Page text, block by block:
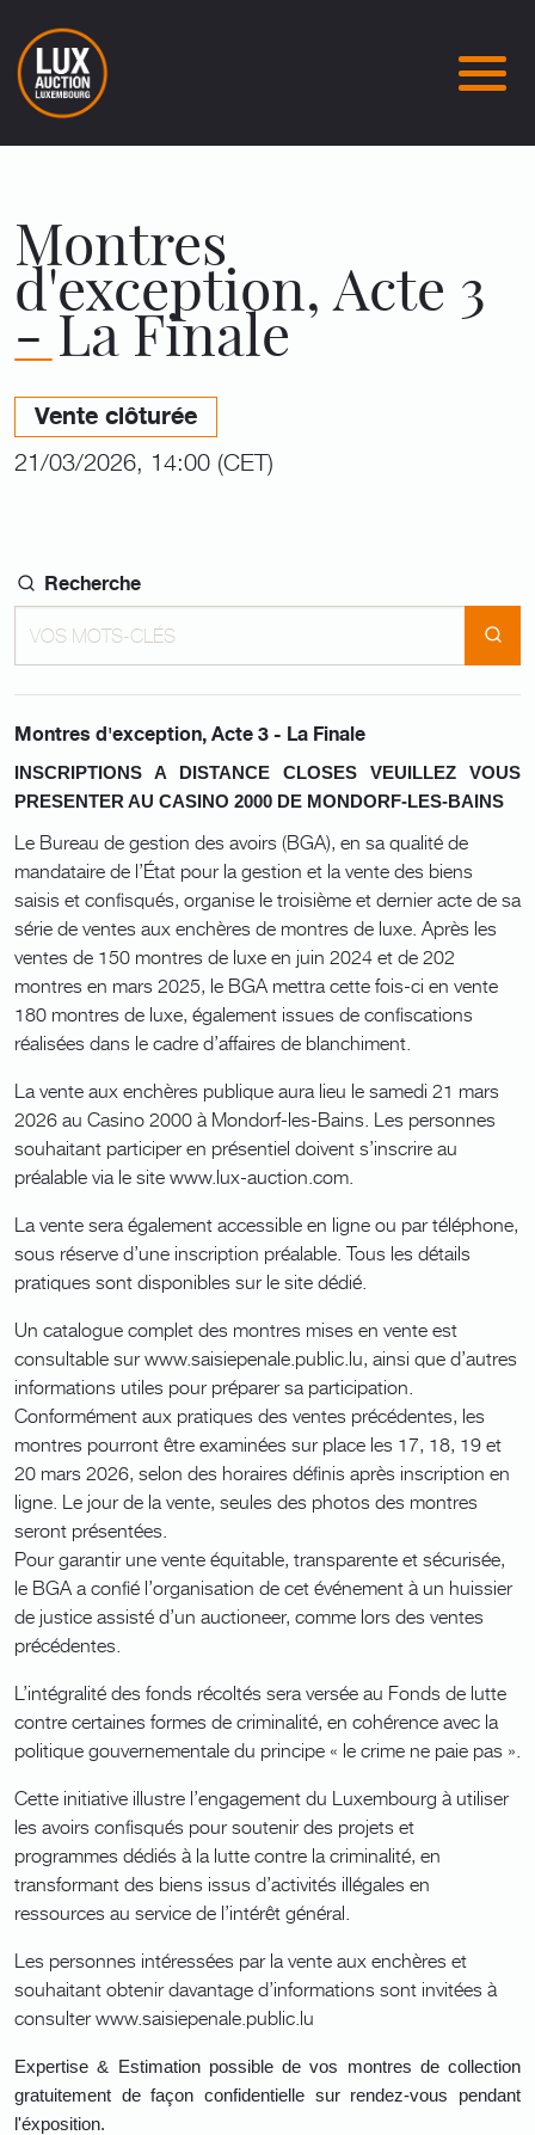
Montres
d'exception, Acte 3
- La Finale
Vente clôturée
21/03/2026, 14:00 (CET)
Recherche
Montres d'exception, Acte 3 - La Finale
INSCRIPTIONS A DISTANCE CLOSES VEUILLEZ VOUS
PRESENTER AU CASINO 2000 DE MONDORF-LES-BAINS
Le Bureau de gestion des avoirs (BGA), en sa qualité de
mandataire de l’État pour la gestion et la vente des biens
saisis et confisqués, organise le troisième et dernier acte de sa
série de ventes aux enchères de montres de luxe. Après les
ventes de 150 montres de luxe en juin 2024 et de 202
montres en mars 2025, le BGA mettra cette fois-ci en vente
180 montres de luxe, également issues de confiscations
réalisées dans le cadre d’affaires de blanchiment.
La vente aux enchères publique aura lieu le samedi 21 mars
2026 au Casino 2000 à Mondorf-les-Bains. Les personnes
souhaitant participer en présentiel doivent s’inscrire au
préalable via le site www.lux-auction.com.
La vente sera également accessible en ligne ou par téléphone,
sous réserve d’une inscription préalable. Tous les détails
pratiques sont disponibles sur le site dédié.
Un catalogue complet des montres mises en vente est
consultable sur www.saisiepenale.public.lu, ainsi que d’autres
informations utiles pour préparer sa participation.
Conformément aux pratiques des ventes précédentes, les
montres pourront être examinées sur place les 17, 18, 19 et
20 mars 2026, selon des horaires définis après inscription en
ligne. Le jour de la vente, seules des photos des montres
seront présentées.
Pour garantir une vente équitable, transparente et sécurisée,
le BGA a confié l’organisation de cet événement à un huissier
de justice assisté d’un auctioneer, comme lors des ventes
précédentes.
L’intégralité des fonds récoltés sera versée au Fonds de lutte
contre certaines formes de criminalité, en cohérence avec la
politique gouvernementale du principe « le crime ne paie pas ».
Cette initiative illustre l’engagement du Luxembourg à utiliser
les avoirs confisqués pour soutenir des projets et
programmes dédiés à la lutte contre la criminalité, en
transformant des biens issus d’activités illégales en
ressources au service de l’intérêt général.
Les personnes intéressées par la vente aux enchères et
souhaitant obtenir davantage d’informations sont invitées à
consulter www.saisiepenale.public.lu
Expertise & Estimation possible de vos montres de collection
gratuitement de façon confidentielle sur rendez-vous pendant
l'éxposition.